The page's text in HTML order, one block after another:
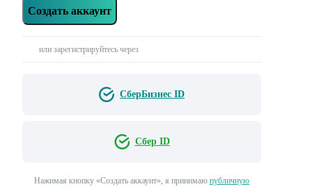
Создать аккаунт
или зарегистрируйтесь через
СберБизнес ID
Сбер ID
Нажимая кнопку «‎Создать аккаунт»‎, я принимаю публичную